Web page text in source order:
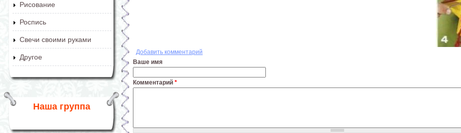
Рисование
Роспись
Свечи своими руками
Другое
Наша группа
Добавить комментарий
Ваше имя
Комментарий *